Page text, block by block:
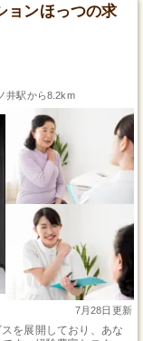
ョンほっつの求
井駅から8.2km
7月28日更新
を展開しており、あな